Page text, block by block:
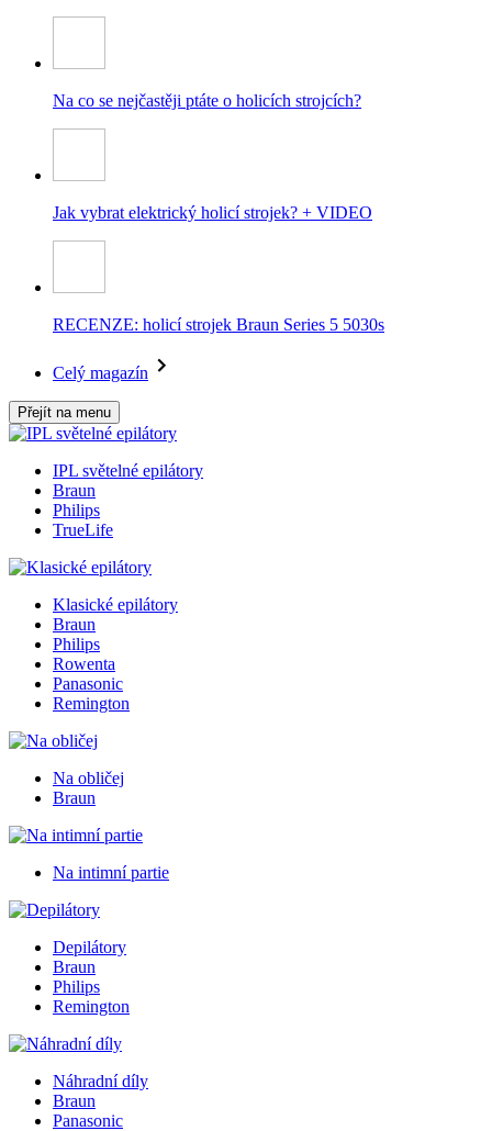
Na co se nejčastěji ptáte o holicích strojcích?
Jak vybrat elektrický holicí strojek? + VIDEO
RECENZE: holicí strojek Braun Series 5 5030s
Celý magazín
Přejít na menu
IPL světelné epilátory
Braun
Philips
TrueLife
Klasické epilátory
Braun
Philips
Rowenta
Panasonic
Remington
Na obličej
Braun
Na intimní partie
Depilátory
Braun
Philips
Remington
Náhradní díly
Braun
Panasonic